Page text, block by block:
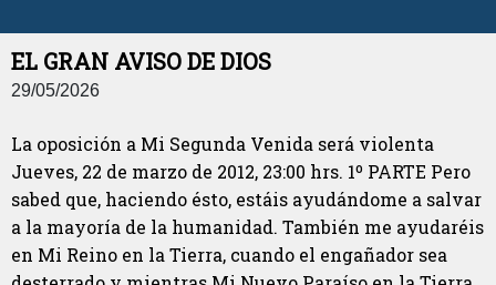
EL GRAN AVISO DE DIOS
29/05/2026
La oposición a Mi Segunda Venida será violenta
Jueves, 22 de marzo de 2012, 23:00 hrs. 1º PARTE Pero
sabed que, haciendo ésto, estáis ayudándome a salvar
a la mayoría de la humanidad. También me ayudaréis
en Mi Reino en la Tierra, cuando el engañador sea